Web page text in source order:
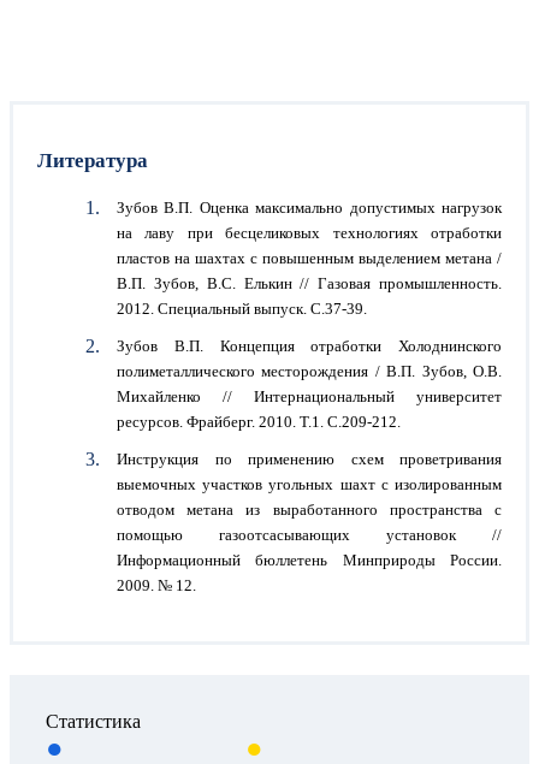
Литература
Зубов В.П. Оценка максимально допустимых нагрузок
на лаву при бесцеликовых технологиях отработки
пластов на шахтах с повышенным выделением метана /
В.П. Зубов, В.С. Елькин // Газовая промышленность.
2012. Специальный выпуск. С.37-39.
Зубов В.П. Концепция отработки Холоднинского
полиметаллического месторождения / В.П. Зубов, О.В.
Михайленко // Интернациональный университет
ресурсов. Фрайберг. 2010. Т.1. C.209-212.
Инструкция по применению схем проветривания
выемочных участков угольных шахт с изолированным
отводом метана из выработанного пространства с
помощью газоотсасывающих установок //
Информационный бюллетень Минприроды России.
2009. № 12.
Статистика